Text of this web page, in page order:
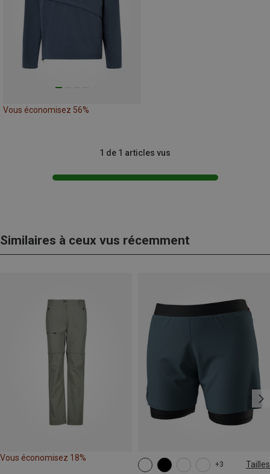
Vous économisez 56%
1 de 1 articles vus
Similaires à ceux vus récemment
Vous économisez 18%
+3 Tailles
XS S